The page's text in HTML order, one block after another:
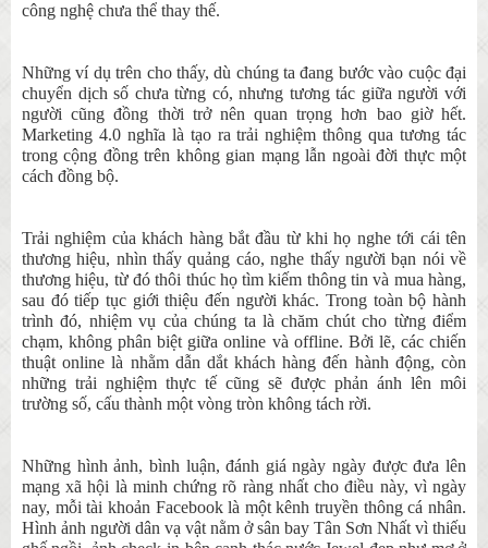
công nghệ chưa thể thay thế.
Những ví dụ trên cho thấy, dù chúng ta đang bước vào cuộc đại
chuyển dịch số chưa từng có, nhưng tương tác giữa người với
người cũng đồng thời trở nên quan trọng hơn bao giờ hết.
Marketing 4.0 nghĩa là tạo ra trải nghiệm thông qua tương tác
trong cộng đồng trên không gian mạng lẫn ngoài đời thực một
cách đồng bộ.
Trải nghiệm của khách hàng bắt đầu từ khi họ nghe tới cái tên
thương hiệu, nhìn thấy quảng cáo, nghe thấy người bạn nói về
thương hiệu, từ đó thôi thúc họ tìm kiếm thông tin và mua hàng,
sau đó tiếp tục giới thiệu đến người khác. Trong toàn bộ hành
trình đó, nhiệm vụ của chúng ta là chăm chút cho từng điểm
chạm, không phân biệt giữa online và offline. Bởi lẽ, các chiến
thuật online là nhằm dẫn dắt khách hàng đến hành động, còn
những trải nghiệm thực tế cũng sẽ được phản ánh lên môi
trường số, cấu thành một vòng tròn không tách rời.
Những hình ảnh, bình luận, đánh giá ngày ngày được đưa lên
mạng xã hội là minh chứng rõ ràng nhất cho điều này, vì ngày
nay, mỗi tài khoản Facebook là một kênh truyền thông cá nhân.
Hình ảnh người dân vạ vật nằm ở sân bay Tân Sơn Nhất vì thiếu